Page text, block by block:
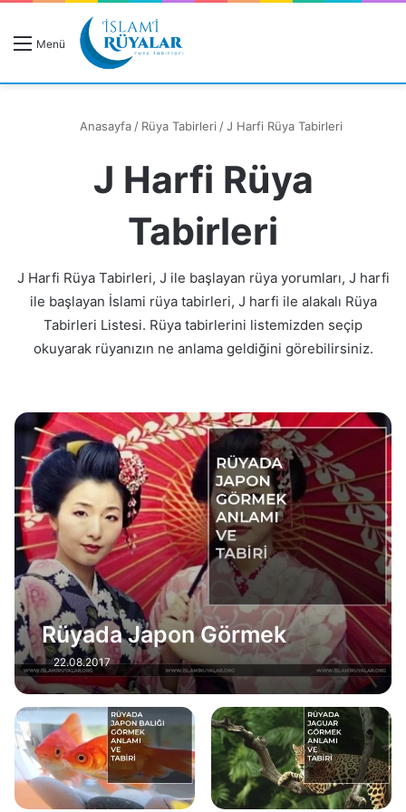
Menü
Anasayfa / Rüya Tabirleri / J Harfi Rüya Tabirleri
J Harfi Rüya
Tabirleri
J Harfi Rüya Tabirleri, J ile başlayan rüya yorumları, J harfi
ile başlayan İslami rüya tabirleri, J harfi ile alakalı Rüya
Tabirleri Listesi. Rüya tabirlerini listemizden seçip
okuyarak rüyanızın ne anlama geldiğini görebilirsiniz.
Rüyada Japon Görmek
22.08.2017
Rüyanızı Arayın